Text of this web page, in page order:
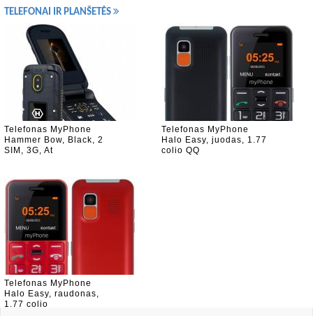
TELEFONAI IR PLANŠETĖS
Telefonas MyPhone
Hammer Bow, Black, 2
SIM, 3G, At
Telefonas MyPhone
Halo Easy, juodas, 1.77
colio QQ
Telefonas MyPhone
Halo Easy, raudonas,
1.77 colio